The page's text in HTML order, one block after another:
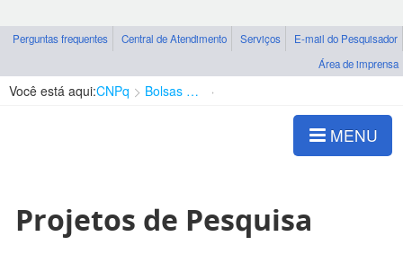
Perguntas frequentes Central de Atendimento Serviços
E-mail do Pesquisador
Área de imprensa
Você está aqui:CNPq Bolsas e Auxílios Vigentes
MENU
Projetos de Pesquisa